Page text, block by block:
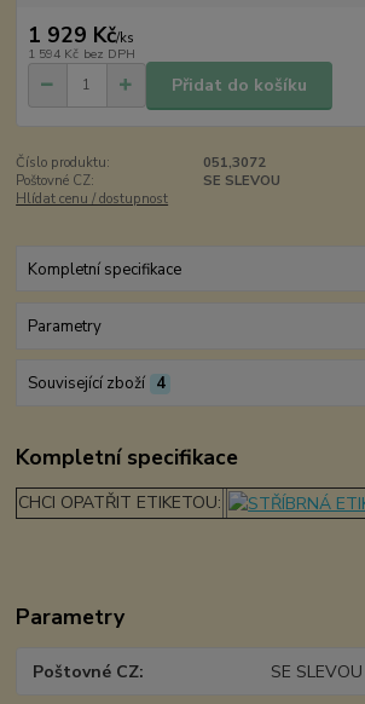
1 929 Kč/ks
1 594 Kč bez DPH
Přidat do košíku
Číslo produktu:
051,3072
Poštovné CZ:
SE SLEVOU
Hlídat cenu / dostupnost
Kompletní specifikace
Parametry
Související zboží 4
Kompletní specifikace
CHCI OPATŘIT ETIKETOU:
Parametry
Poštovné CZ SE SLEVOU